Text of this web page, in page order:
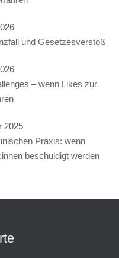
und Gesetzesverstoß
– wenn Likes zur
2025
Praxis: wenn
beschuldigt werden